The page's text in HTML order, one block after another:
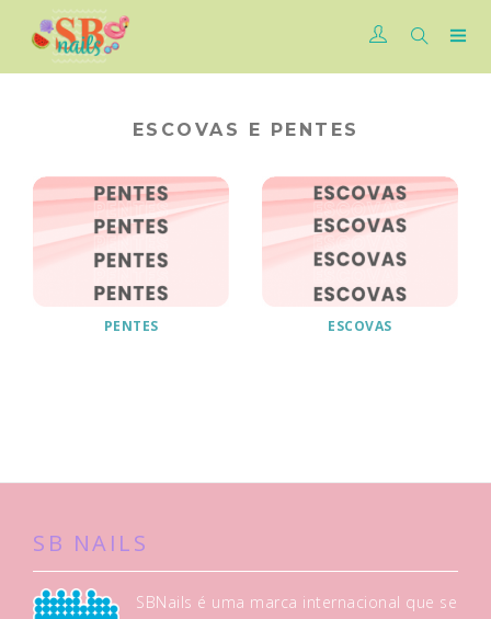
ESCOVAS E PENTES
PENTES ESCOVAS
SB NAILS
SBNails é uma marca internacional que se